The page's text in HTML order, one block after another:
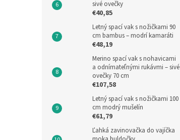
sivé ovečky
€40,85
Letný spací vak s nožičkami 90
cm bambus – modrí kamaráti
€48,19
Merino spací vak s nohavicami
a odnímateľnými rukávmi – sivé
ovečky 70 cm
€107,58
Letný spací vak s nožičkami 100
cm modrý mušelín
€61,79
Ľahká zavinovačka do vajíčka